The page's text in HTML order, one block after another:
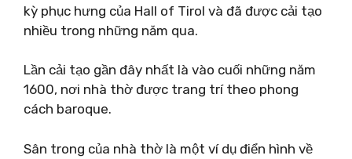
kỳ phục hưng của Hall of Tirol và đã được cải tạo
nhiều trong những năm qua.
Lần cải tạo gần đây nhất là vào cuối những năm
1600, nơi nhà thờ được trang trí theo phong
cách baroque.
Sân trong của nhà thờ là một ví dụ điển hình về